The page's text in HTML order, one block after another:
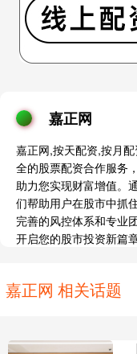
嘉正网
嘉正网,按天配资,按月
全的股票配资合作服务
助力您实现财富增值。
们帮助用户在股市中抓
完善的风控体系和专业
开启您的股市投资新篇
嘉正网 相关话题